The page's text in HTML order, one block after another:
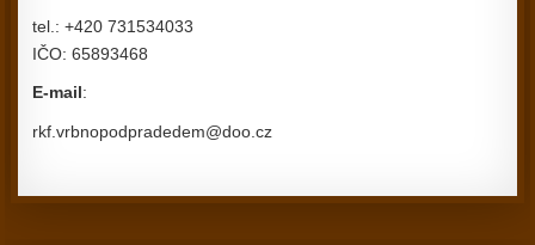
tel.: +420 731534033
IČO: 65893468
E-mail:
rkf.vrbnopodpradedem@doo.cz